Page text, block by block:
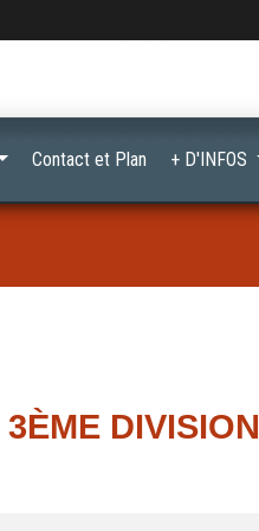
DIVISION
Contact et Plan + D'INFOS